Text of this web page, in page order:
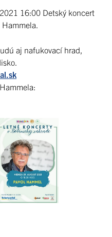
16:00 Detský koncert
aj nafukovací hrad,